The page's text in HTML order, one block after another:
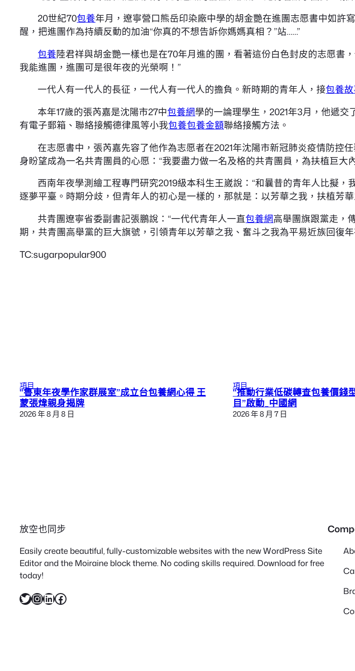
20世紀70包養年月，遼寧營口熊岳印染廠中學的胡金艷在進團志愿書中如許
醒，把進團作為持續反動的加油“你真的不想告訴你媽媽真相？”站……”
包養陸君祥與胡金艷一樣也是在70年月進的團，看著這份白色封皮的志愿書
我能進團，進團可是很年夜的光榮啊！”
一代人有一代人的長征，一代人有一代人的擔負。新時期的青年人，接包養
本年17歲的張芮嘉是沈陽市27中包養網學的一論理學生，2021年3月，他遞
有電子郵箱、聯絡接觸德律風等小我包養包養金額聯絡接觸方法。
在志愿書中，張芮嘉先容了他作為志愿者在2021年沈陽市新冠肺炎疫情防控
身盼望成為一名共青團員的心愿：“我要盡力做一名及格的共青團員，為扶植巨大
西南年夜學測繪工程專門研究2019級本科生王崴說：“和曩昔的青年人比擬
逐夢平臺。時期分歧，但青年人的初心是一樣的，那就是：以芳華之我，扶植芳
共青團遼寧省委副書記張鵬說：“一代代青年人一直包養網高舉團旗跟黨走，
期，共青團高舉黨的巨大旗號，引領青年以芳華之我、奮斗之我為平易近族回復
TC:sugarpopular900
項目
“魯東年夜學作家群展室”成立台包養網心得 王
蒙張煒親身揭牌
2026 年 8 月 8 日
項目
“推動行業低碳轉查包養價錢
目”啟動_中國網
2026 年 8 月 7 日
放空也同步
Easily create beautiful, fully-customizable websites with the new WordPress Site
Editor and the Moiraine block theme. No coding skills required. Download for free
today!
X InstagramLinkedIn Facebook